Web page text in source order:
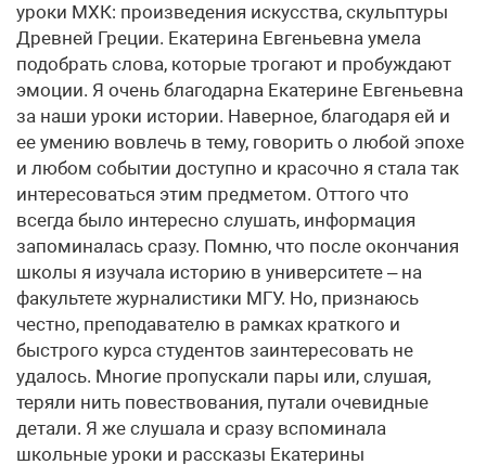
уроки МХК: произведения искусства, скульптуры
Древней Греции. Екатерина Евгеньевна умела
подобрать слова, которые трогают и пробуждают
эмоции. Я очень благодарна Екатерине Евгеньевна
за наши уроки истории. Наверное, благодаря ей и
ее умению вовлечь в тему, говорить о любой эпохе
и любом событии доступно и красочно я стала так
интересоваться этим предметом. Оттого что
всегда было интересно слушать, информация
запоминалась сразу. Помню, что после окончания
школы я изучала историю в университете – на
факультете журналистики МГУ. Но, признаюсь
честно, преподавателю в рамках краткого и
быстрого курса студентов заинтересовать не
удалось. Многие пропускали пары или, слушая,
теряли нить повествования, путали очевидные
детали. Я же слушала и сразу вспоминала
школьные уроки и рассказы Екатерины